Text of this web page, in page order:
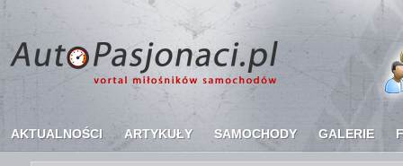
AKTUALNOŚCI ARTYKUŁY SAMOCHODY GALERIE